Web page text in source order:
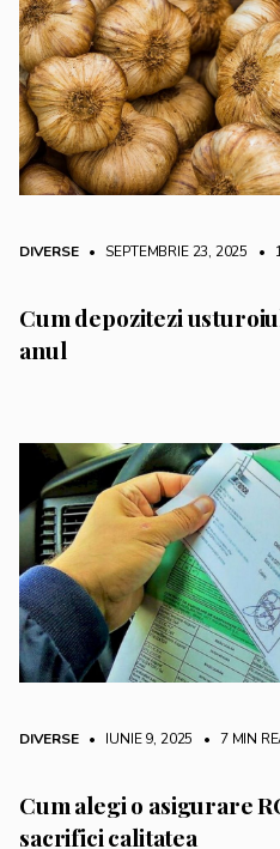
DIVERSE • SEPTEMBRIE 23, 2025 •
Cum depozitezi
anul
DIVERSE • IUNIE 9, 2025 • 7 MIN
Cum alegi o asigurare
sacrifici calitatea